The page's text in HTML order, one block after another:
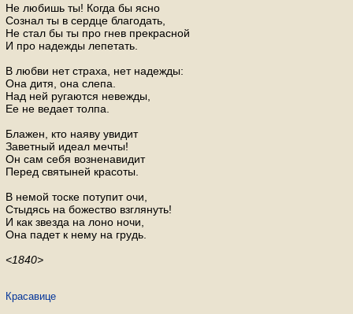
Не любишь ты! Когда бы ясно
Сознал ты в сердце благодать,
Не стал бы ты про гнев прекрасной
И про надежды лепетать.
В любви нет страха, нет надежды:
Она дитя, она слепа.
Над ней ругаются невежды,
Ее не ведает толпа.
Блажен, кто наяву увидит
Заветный идеал мечты!
Он сам себя возненавидит
Перед святыней красоты.
В немой тоске потупит очи,
Стыдясь на божество взглянуть!
И как звезда на лоно ночи,
Она падет к нему на грудь.
<1840>
Красавице